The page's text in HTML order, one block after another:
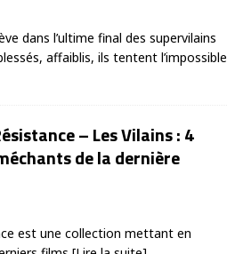
dans l’ultime final des supervilains
affaiblis, ils tentent l’impossible
– Les Vilains : 4
de la dernière
est une collection mettant en